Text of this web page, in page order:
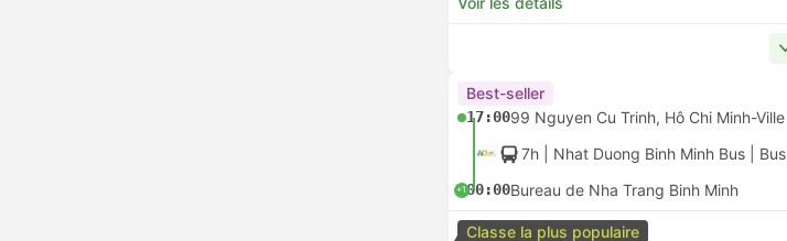
Best-seller
17:0099 Nguyen Cu Trinh, Hô Chi Minh-Ville
7h | Nhat Duong Binh Minh Bus Bus
+100:00Bureau de Nha Trang Binh Minh
Classe la plus populaire